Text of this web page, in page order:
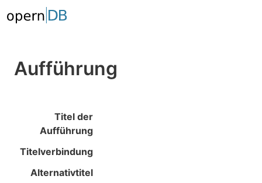
Aufführung
Titel der
Aufführung
Titelverbindung
Alternativtitel